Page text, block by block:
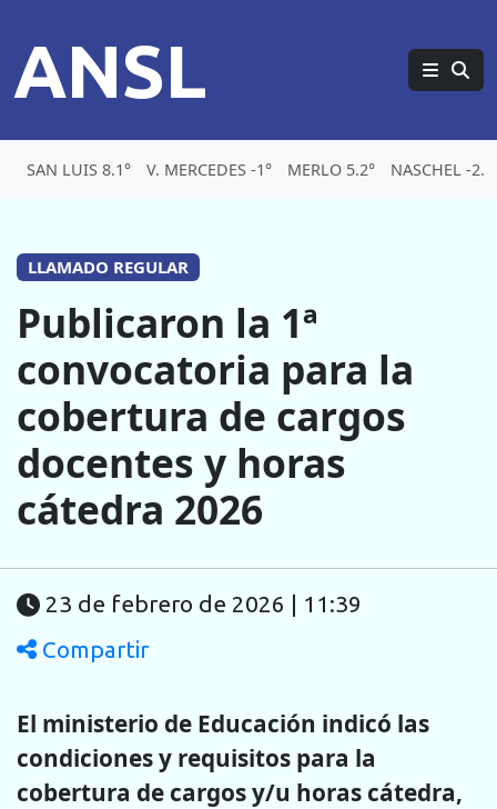
ANSL
SAN LUIS 8.1° V. MERCEDES -1° MERLO 5.2° NASCHEL -
LLAMADO REGULAR
Publicaron la 1ª
convocatoria para la
cobertura de cargos
docentes y horas
cátedra 2026
23 de febrero de 2026 | 11:39
Compartir
El ministerio de Educación indicó las
condiciones y requisitos para la
cobertura de cargos y/u horas cátedra,